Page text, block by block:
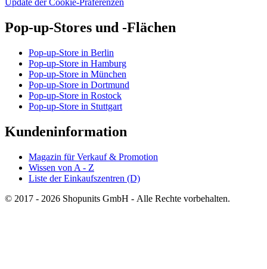
Update der Cookie-Präferenzen
Pop-up-Stores und -Flächen
Pop-up-Store in Berlin
Pop-up-Store in Hamburg
Pop-up-Store in München
Pop-up-Store in Dortmund
Pop-up-Store in Rostock
Pop-up-Store in Stuttgart
Kundeninformation
Magazin für Verkauf & Promotion
Wissen von A - Z
Liste der Einkaufszentren (D)
© 2017 - 2026 Shopunits GmbH - Alle Rechte vorbehalten.